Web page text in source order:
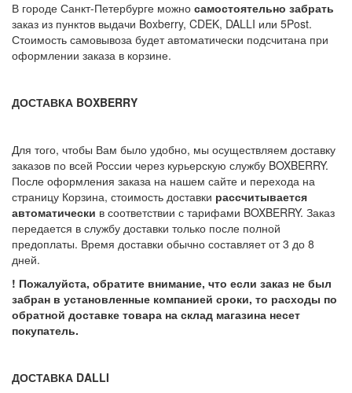
В городе Санкт-Петербурге можно самостоятельно забрать
заказ из пунктов выдачи Boxberry, CDEK, DALLI или 5Post.
Стоимость самовывоза будет автоматически подсчитана при
оформлении заказа в корзине.
ДОСТАВКА BOXBERRY
Для того, чтобы Вам было удобно, мы осуществляем доставку
заказов по всей России через курьерскую службу BOXBERRY.
После оформления заказа на нашем сайте и перехода на
страницу Корзина, стоимость доставки рассчитывается
автоматически в соответствии с тарифами BOXBERRY. Заказ
передается в службу доставки только после полной
предоплаты. Время доставки обычно составляет от 3 до 8
дней.
! Пожалуйста, обратите внимание, что если заказ не был
забран в установленные компанией сроки, то расходы по
обратной доставке товара на склад магазина несет
покупатель.
ДОСТАВКА DALLI